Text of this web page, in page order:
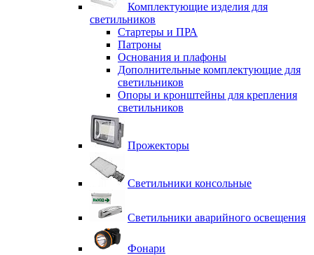
Комплектующие изделия для
светильников
Стартеры и ПРА
Патроны
Основания и плафоны
Дополнительные комплектующие для
светильников
Опоры и кронштейны для крепления
светильников
Прожекторы
Светильники консольные
Светильники аварийного освещения
Фонари